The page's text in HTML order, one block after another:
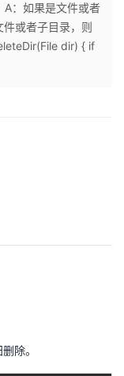
：如果是文件或者
或者子目录，则
dir) { if
除。